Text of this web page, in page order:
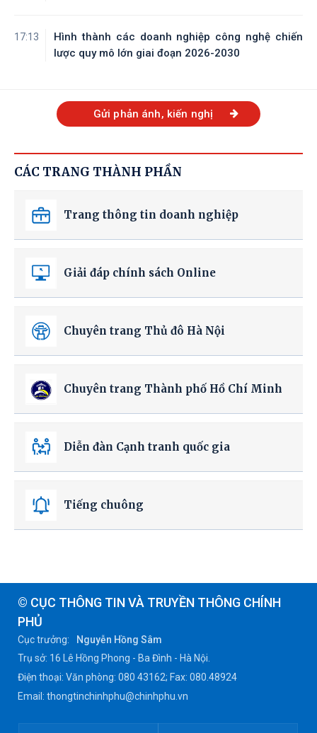
17:13
Hình thành các doanh nghiệp công nghệ chiến
lược quy mô lớn giai đoạn 2026-2030
Gửi phản ánh, kiến nghị
CÁC TRANG THÀNH PHẦN
Trang thông tin doanh nghiệp
Giải đáp chính sách Online
Chuyên trang Thủ đô Hà Nội
Chuyên trang Thành phố Hồ Chí Minh
Diễn đàn Cạnh tranh quốc gia
Tiếng chuông
© CỤC THÔNG TIN VÀ TRUYỀN THÔNG CHÍNH
PHỦ
Cục trưởng:
Nguyễn Hồng Sâm
Trụ sở: 16 Lê Hồng Phong - Ba Đình - Hà Nội.
Điện thoại: Văn phòng: 080 43162; Fax: 080.48924
Email: thongtinchinhphu@chinhphu.vn